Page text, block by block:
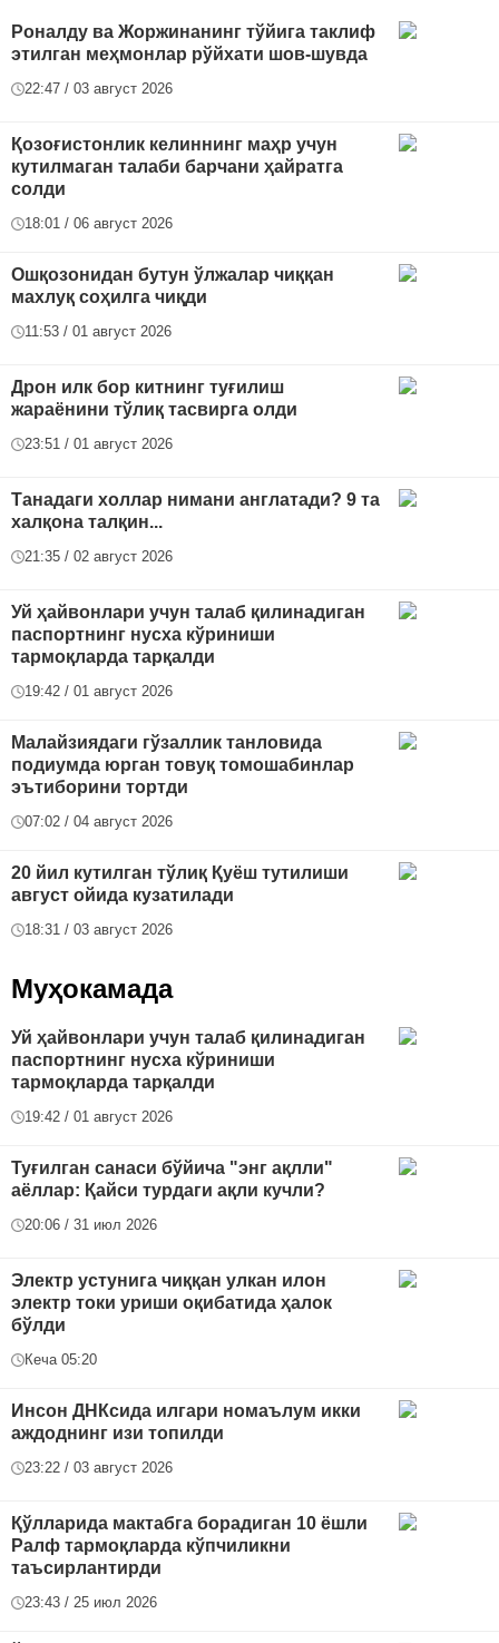
Роналду ва Жоржинанинг тўйига таклиф
этилган меҳмонлар рўйхати шов-шувда
22:47 / 03 август 2026
Қозоғистонлик келиннинг маҳр учун
кутилмаган талаби барчани ҳайратга
солди
18:01 / 06 август 2026
Ошқозонидан бутун ўлжалар чиққан
махлуқ соҳилга чиқди
11:53 / 01 август 2026
Дрон илк бор китнинг туғилиш
жараёнини тўлиқ тасвирга олди
23:51 / 01 август 2026
Танадаги холлар нимани англатади? 9 та
халқона талқин...
21:35 / 02 август 2026
Уй ҳайвонлари учун талаб қилинадиган
паспортнинг нусха кўриниши
тармоқларда тарқалди
19:42 / 01 август 2026
Малайзиядаги гўзаллик танловида
подиумда юрган товуқ томошабинлар
эътиборини тортди
07:02 / 04 август 2026
20 йил кутилган тўлиқ Қуёш тутилиши
август ойида кузатилади
18:31 / 03 август 2026
Муҳокамада
Уй ҳайвонлари учун талаб қилинадиган
паспортнинг нусха кўриниши
тармоқларда тарқалди
19:42 / 01 август 2026
Туғилган санаси бўйича "энг ақлли"
аёллар: Қайси турдаги ақли кучли?
20:06 / 31 июл 2026
Электр устунига чиққан улкан илон
электр токи уриши оқибатида ҳалок
бўлди
Кеча 05:20
Инсон ДНКсида илгари номаълум икки
аждоднинг изи топилди
23:22 / 03 август 2026
Қўлларида мактабга борадиган 10 ёшли
Ралф тармоқларда кўпчиликни
таъсирлантирди
23:43 / 25 июл 2026